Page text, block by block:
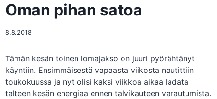
Oman pihan satoa
8.8.2018
Tämän kesän toinen lomajakso on juuri pyörähtänyt
käyntiin. Ensimmäisestä vapaasta viikosta nautittiin
toukokuussa ja nyt olisi kaksi viikkoa aikaa ladata
talteen kesän energiaa ennen talvikauteen varautumista.